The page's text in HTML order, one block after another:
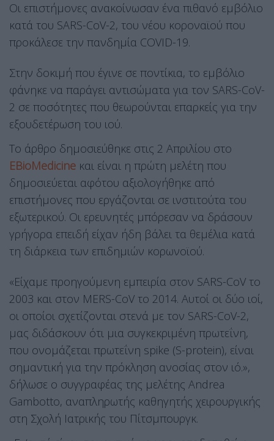
Οι επιστήμονες ανακοίνωσαν ένα πιθανό εμβόλιο
κατά του SARS-CoV-2, του νέου κοροναϊού που
προκάλεσε την πανδημία COVID-19.
Στην δοκιμή που έγινε σε ποντίκια, το εμβόλιο
φάνηκε να παράγει αντισώματα για τον SARS-CoV-
2 σε ποσότητες που θεωρούνται επαρκείς για την
εξουδετέρωση του ιού.
Το άρθρο δημοσιεύθηκε στις 2 Απριλίου στο
EBioMedicine και είναι η πρώτη μελέτη που
δημοσιεύεται αφότου αξιολογήθηκε από
επιστήμονες που εργάζονται σε ινστιτούτα του
εξωτερικού. Οι ερευνητές μπόρεσαν να δράσουν
γρήγορα επειδή είχαν ήδη βάλει τα θεμέλια κατά
τη διάρκεια των επιδημιών κορωνοϊού.
«Είχαμε προηγούμενη εμπειρία στον SARS-CoV το
2003 και στον MERS-CoV το 2014. Αυτοί οι δύο ιοί,
οι οποίοι σχετίζονται στενά με τον SARS-CoV-2,
μας διδάσκουν ότι μια συγκεκριμένη πρωτεΐνη,
που ονομάζεται πρωτεΐνη spike (S-protein), είναι
σημαντική για την πρόκληση ανοσίας στον ιό.»,
δήλωσε ο συγγραφέας της μελέτης Andrea
Gambotto, αναπληρωτής καθηγητής χειρουργικής
στη Σχολή Ιατρικής του Πίτσμπουργκ.